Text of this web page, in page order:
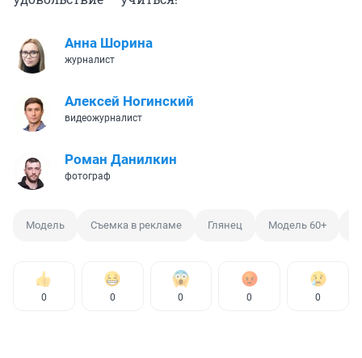
Анна Шорина
журналист
Алексей Ногинский
видеожурналист
Роман Данилкин
фотограф
Модель Съемка в рекламе Глянец Модель 60+
0 0 0 0 0